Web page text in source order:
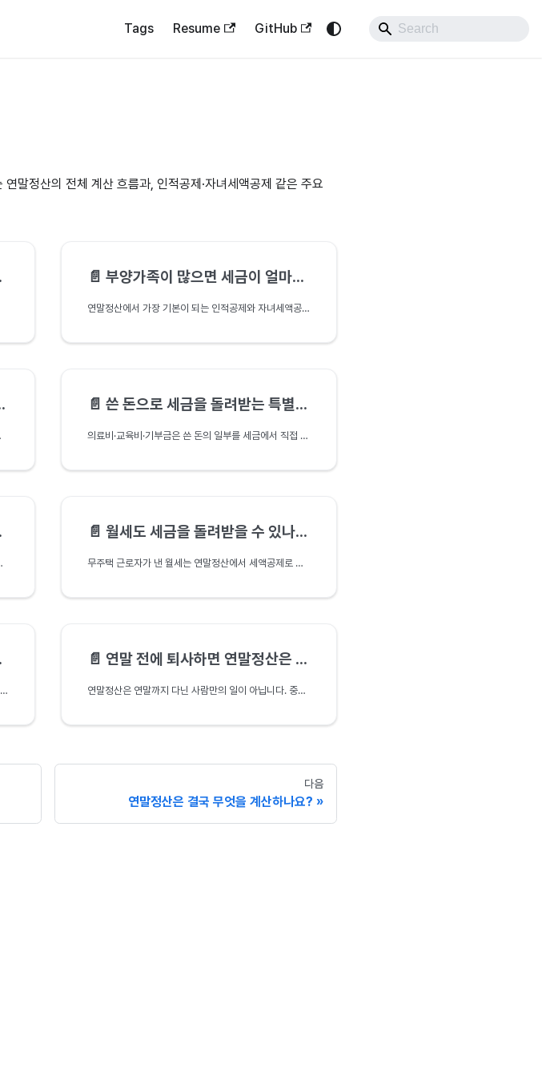
Tags Resume GitHub
말정산의 전체 계산 흐름과, 인적공제·자녀세액공제 같은 주요
📄️ 부양가족이 많으면 세금이 얼마나 줄까요?
연말정산에서 가장 기본이 되는 인적공제와 자녀세액공제를 정리합니다. 기본공제·추가공제의 금액과 소득·나이 요건, 자녀세액공제 금액, 맞벌이 부부의 중복공제 함정까지 소득세법을 근거로 짚어 봅니다.
법을 근거로 정리합니다.
📄️ 쓴 돈으로 세금을 돌려받는 특별세액공제
의료비·교육비·기부금은 쓴 돈의 일부를 세금에서 직접 깎아 주는 특별세액공제입니다. 각 항목의 공제율과 한도, 의료비의 3% 문턱, 맞벌이 부부의 몰아주기 전략까지 소득세법을 근거로 정리합니다.
시의 함정까지 소득세법을 근거로 정리합니다.
📄️ 월세도 세금을 돌려받을 수 있나요?
무주택 근로자가 낸 월세는 연말정산에서 세액공제로 상당액을 돌려받을 수 있습니다. 월세 세액공제의 대상·한도·공제율(2026년 기준)과 자주 놓치는 요건을 조세특례제한법을 근거로 정리합니다.
벤처투자조합이나 개인투자조합, 엔젤투자로 창업 초기 기업에 투자하면 상당액을 소득공제받을 수 있습니다. 투자액 구간별 공제율과 한도, 그리고 중간에 회수하면 추징되는 점까지 조세특례제한법을 근거로 정리합니다.
📄️ 연말 전에 퇴사하면 연말정산은 누가 하나요?
연말정산은 연말까지 다닌 사람만의 일이 아닙니다. 중도에 퇴사하면 회사가 약식으로 정산하고, 이직하면 새 회사가 합산하며, 쉬면 이듬해 5월에 본인이 정산합니다. 중도퇴사자의 소득세 정산 경로를 정리합니다.
다음
연말정산은 결국 무엇을 계산하나요?